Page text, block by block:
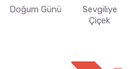
Doğum Günü
Sevgiliye
Çiçek